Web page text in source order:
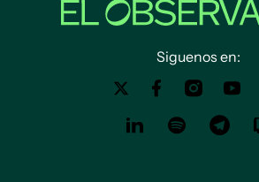
Siguenos en: